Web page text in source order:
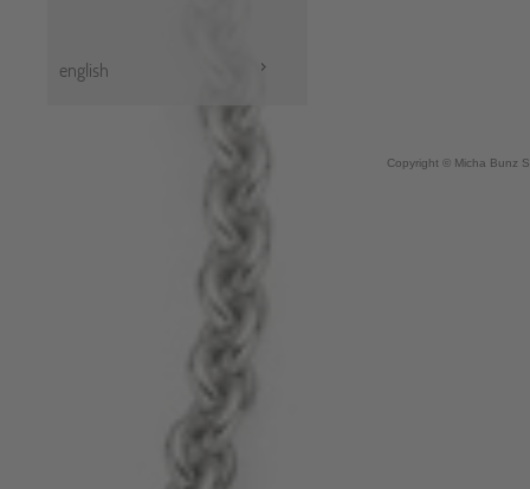
Copyright © Micha Bunz
english